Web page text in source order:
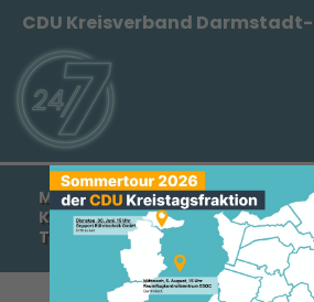
CDU Kreisverband
MIT BORIS RHEIN AN DER SPITZE
KOMPETENTEN UND
TRETEN WIR AN